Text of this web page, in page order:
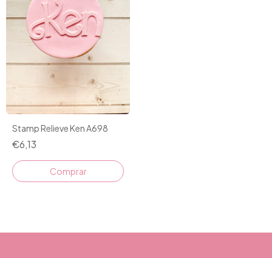
Stamp Relieve Ken A698
€6,13